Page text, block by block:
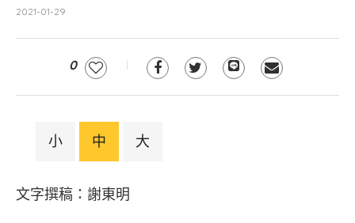
2021-01-29
0
小 中 大
文字撰稿：謝東明